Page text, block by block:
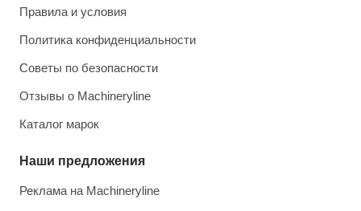
Правила и условия
Политика конфиденциальности
Советы по безопасности
Отзывы о Machineryline
Каталог марок
Наши предложения
Реклама на Machineryline